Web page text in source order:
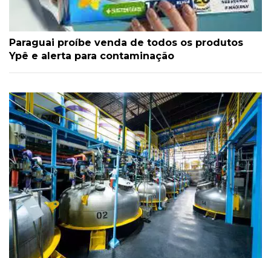
Paraguai proíbe venda de todos os produtos
Ypê e alerta para contaminação